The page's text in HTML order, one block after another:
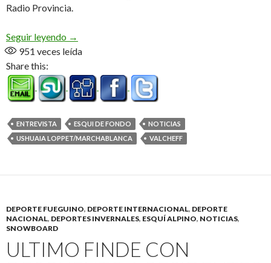
Radio Provincia.
Seguir leyendo Sin Ushuaia Loppet en 2025, y la
→
951 veces leída
Share this:
ENTREVISTA ESQUI DE FONDO
NOTICIAS
USHUAIA LOPPET/MARCHABLANCA
VALCHEFF
DEPORTE FUEGUINO, DEPORTE INTERNACIONAL, DEPORTE
NACIONAL, DEPORTES INVERNALES, ESQUÍ ALPINO, NOTICIAS,
SNOWBOARD
ULTIMO FINDE CON